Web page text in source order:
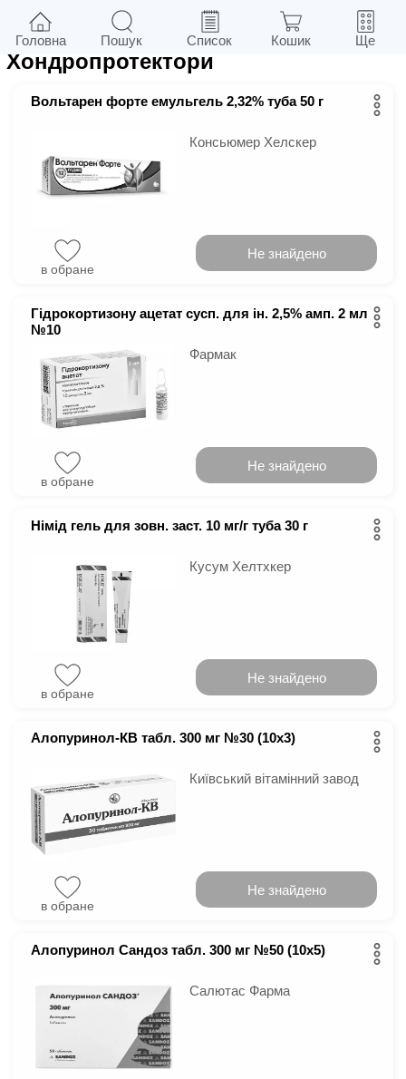
Фільтри у м.Київ
Хондропротектори
Вольтарен форте емульгель 2,32% туба 50 г
Консьюмер Хелскер
в обране
Не знайдено
Гідрокортизону ацетат сусп. для ін. 2,5% амп. 2 мл
№10
Фармак
в обране
Не знайдено
Німід гель для зовн. заст. 10 мг/г туба 30 г
Кусум Хелтхкер
в обране
Не знайдено
Алопуринол-КВ табл. 300 мг №30 (10х3)
Київський вітамінний завод
в обране
Не знайдено
Алопуринол Сандоз табл. 300 мг №50 (10х5)
Салютас Фарма
Головна Пошук Список Кошик Ще